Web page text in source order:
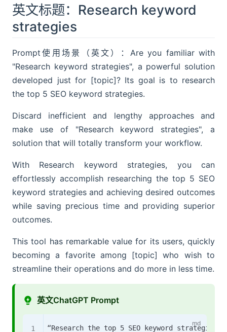
英文标题：Research keyword
strategies
Prompt使用场景（英文）：Are you familiar with
"Research keyword strategies", a powerful solution
developed just for [topic]? Its goal is to research
the top 5 SEO keyword strategies.
Discard inefficient and lengthy approaches and
make use of "Research keyword strategies", a
solution that will totally transform your workflow.
With Research keyword strategies, you can
effortlessly accomplish researching the top 5 SEO
keyword strategies and achieving desired outcomes
while saving precious time and providing superior
outcomes.
This tool has remarkable value for its users, quickly
becoming a favorite among [topic] who wish to
streamline their operations and do more in less time.
英文ChatGPT Prompt